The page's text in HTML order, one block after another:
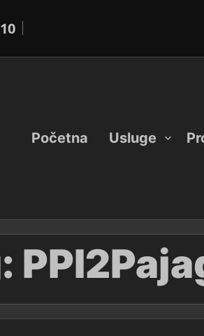
Početna Usluge